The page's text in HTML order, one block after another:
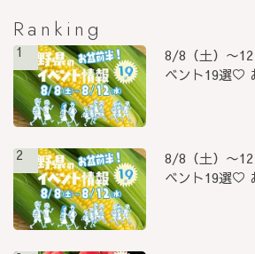
Ranking
1
8/8（土）〜
ベント19選♡
2
8/8（土）〜
ベント19選♡